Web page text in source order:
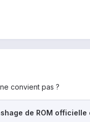
convient pas ?